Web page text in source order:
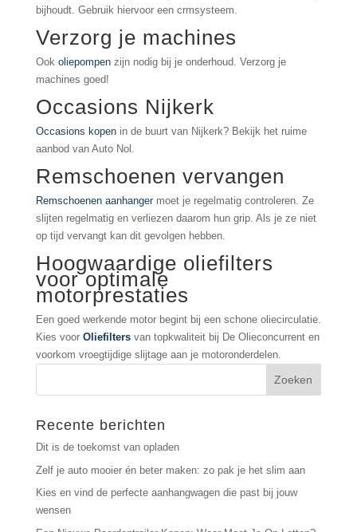
bijhoudt. Gebruik hiervoor een crmsysteem.
Verzorg je machines
Ook oliepompenzijn nodig bij je onderhoud. Verzorg je
machines goed!
Occasions Nijkerk
Occasions kopenin de buurt van Nijkerk? Bekijk het ruime
aanbod van Auto Nol.
Remschoenen vervangen
Remschoenen aanhangermoet je regelmatig controleren. Ze
slijten regelmatig en verliezen daarom hun grip. Als je ze niet
op tijd vervangt kan dit gevolgen hebben.
Hoogwaardige oliefilters
voor optimale
motorprestaties
Een goed werkende motor begint bij een schone oliecirculatie.
Kies voor Oliefiltersvan topkwaliteit bij De Olieconcurrent en
voorkom vroegtijdige slijtage aan je motoronderdelen.
Recente berichten
Dit is de toekomst van opladen
Zelf je auto mooier én beter maken: zo pak je het slim aan
Kies en vind de perfecte aanhangwagen die past bij jouw
wensen